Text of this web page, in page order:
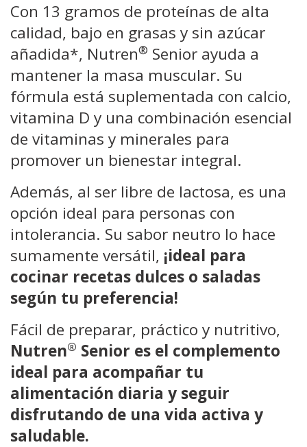
Con 13 gramos de proteínas de alta
calidad, bajo en grasas y sin azúcar
añadida*, Nutren® Senior ayuda a
mantener la masa muscular. Su
fórmula está suplementada con calcio,
vitamina D y una combinación esencial
de vitaminas y minerales para
promover un bienestar integral.
Además, al ser libre de lactosa, es una
opción ideal para personas con
intolerancia. Su sabor neutro lo hace
sumamente versátil, ¡ideal para
cocinar recetas dulces o saladas
según tu preferencia!
Fácil de preparar, práctico y nutritivo,
Nutren® Senior es el complemento
ideal para acompañar tu
alimentación diaria y seguir
disfrutando de una vida activa y
saludable.